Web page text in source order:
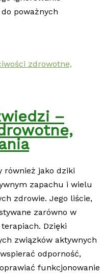
poważnych
–
również jako dziki
zapachu i wielu
zdrowie. Jego liście,
zarówno w
Dzięki
związków aktywnych
odporność,
funkcjonowanie